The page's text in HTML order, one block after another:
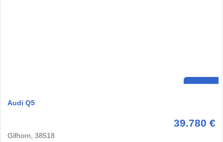
Audi Q5
39.780 €
Gifhorn, 38518